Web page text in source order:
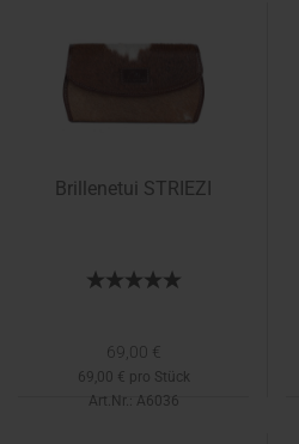
Brillenetui STRIEZI
69,00 €
69,00 € pro Stück
Art.Nr.: A6036